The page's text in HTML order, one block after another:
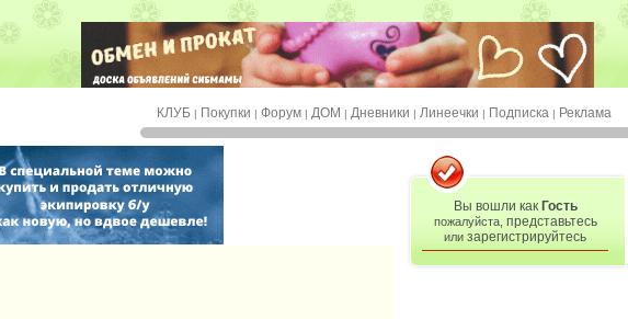
КЛУБ | Покупки | Форум | ДОМ | Дневники | Линеечки | Подписка | Реклама
Вы вошли как Гость
пожалуйста, представьтесь
или зарегистрируйтесь